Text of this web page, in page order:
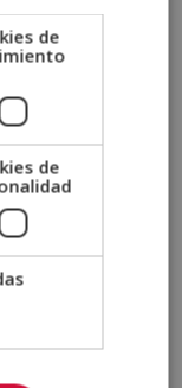
de
de